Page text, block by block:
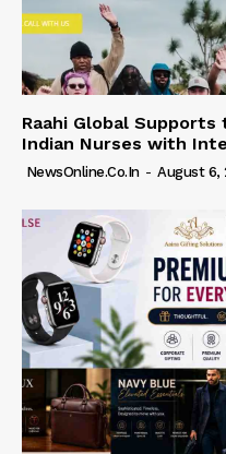
Raahi Global
Indian Nurses with
NewsOnline.co.in - August 6,